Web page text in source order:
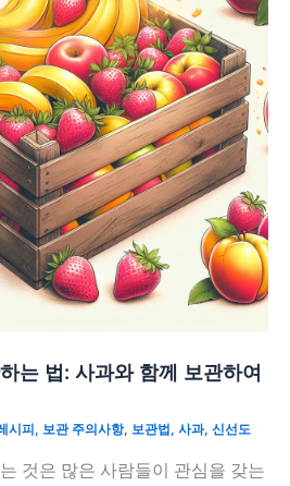
는 법: 사과와 함께 보관하여
시피 , 보관 주의사항, 보관법 , 사과, 신선도
것은 많은 사람들이 관심을 갖는